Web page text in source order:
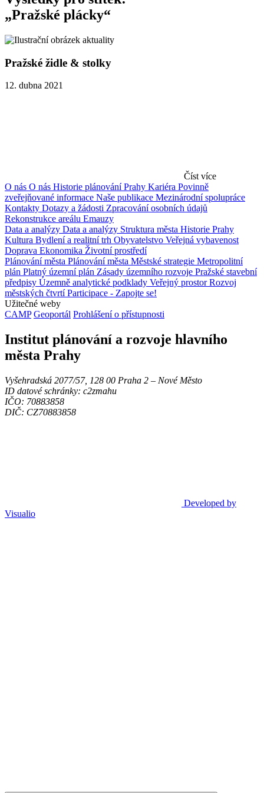
„Pražské plácky“
Pražské židle & stolky
12. dubna 2021
Číst více
O nás O nás Historie plánování Prahy Kariéra Povinně
zveřejňované informace Naše publikace Mezinárodní spolupráce
Kontakty Dotazy a žádosti Zpracování osobních údajů
Rekonstrukce areálu Emauzy
Data a analýzy Data a analýzy Struktura města Historie Prahy
Kultura Bydlení a realitní trh Obyvatelstvo Veřejná vybavenost
Doprava Ekonomika Životní prostředí
Plánování města Plánování města Městské strategie Metropolitní
plán Platný územní plán Zásady územního rozvoje Pražské stavební
předpisy Územně analytické podklady Veřejný prostorRozvoj
městských čtvrtíParticipace - Zapojte se!
Užitečné weby
CAMP Geoportál Prohlášení o přístupnosti
Institut plánování a rozvoje hlavního
města Prahy
Vyšehradská 2077/57, 128 00 Praha 2 ‒ Nové Město
ID datové schránky: c2zmahu
IČO: 70883858
DIČ: CZ70883858
Developed by
Visualio